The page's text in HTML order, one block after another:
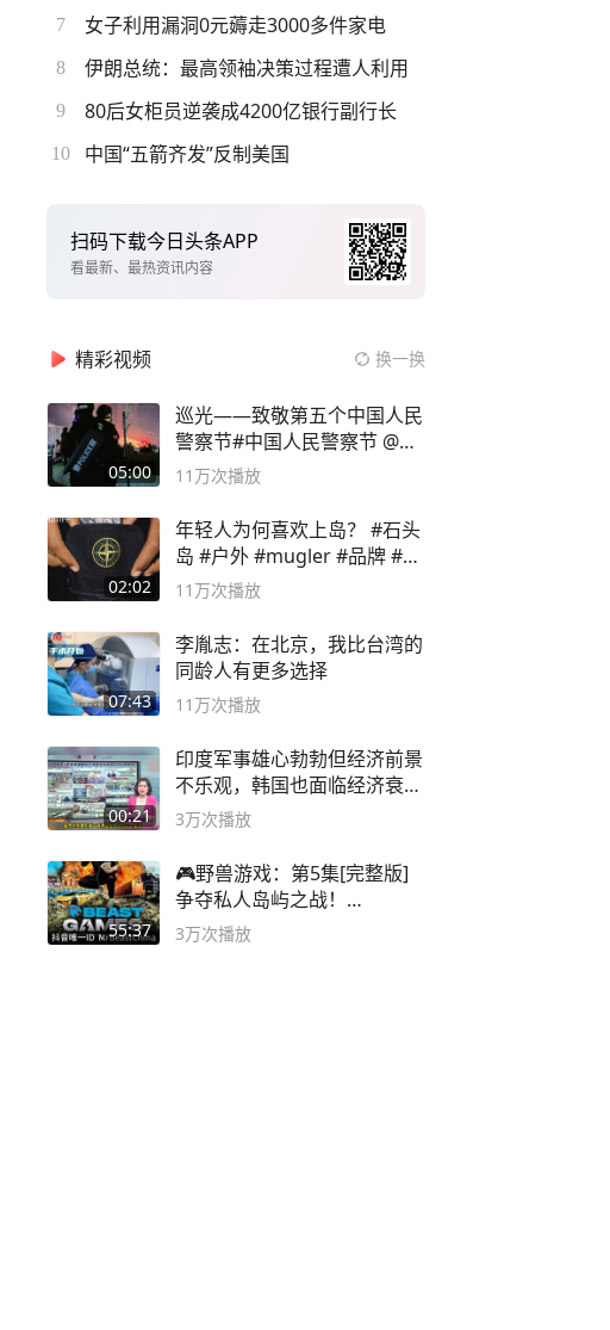
7 女子利用漏洞0元薅走3000多件家电
8 伊朗总统：最高领袖决策过程遭人利用
9 80后女柜员逆袭成4200亿银行副行长
10 中国“五箭齐发”反制美国
扫码下载今日头条APP
看最新、最热资讯内容
精彩视频 换一换
05:00
巡光——致敬第五个中国人民
警察节#中国人民警察节 @抖
音小助手
11万次播放
02:02
年轻人为何喜欢上岛？ #石头
岛 #户外 #mugler #品牌 #足
球流氓
11万次播放
07:43
李胤志：在北京，我比台湾的
同龄人有更多选择
11万次播放
00:21
印度军事雄心勃勃但经济前景
不乐观，韩国也面临经济衰退
风险
3万次播放
55:37
🎮野兽游戏：第5集[完整版]
争夺私人岛屿之战！
#MrBeastChina
3万次播放